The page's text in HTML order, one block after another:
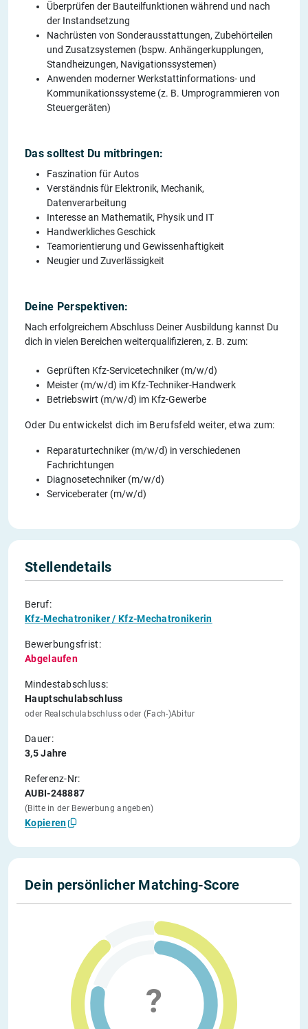
Überprüfen der Bauteilfunktionen während und nach
der Instandsetzung
Nachrüsten von Sonderausstattungen, Zubehörteilen
und Zusatzsystemen (bspw. Anhängerkupplungen,
Standheizungen, Navigationssystemen)
Anwenden moderner Werkstattinformations- und
Kommunikationssysteme (z. B. Umprogrammieren von
Steuergeräten)
Das solltest Du mitbringen:
Faszination für Autos
Verständnis für Elektronik, Mechanik,
Datenverarbeitung
Interesse an Mathematik, Physik und IT
Handwerkliches Geschick
Teamorientierung und Gewissenhaftigkeit
Neugier und Zuverlässigkeit
Deine Perspektiven:
Nach erfolgreichem Abschluss Deiner Ausbildung kannst Du
dich in vielen Bereichen weiterqualifizieren, z. B. zum:
Geprüften Kfz-Servicetechniker (m/w/d)
Meister (m/w/d) im Kfz-Techniker-Handwerk
Betriebswirt (m/w/d) im Kfz-Gewerbe
Oder Du entwickelst dich im Berufsfeld weiter, etwa zum:
Reparaturtechniker (m/w/d) in verschiedenen
Fachrichtungen
Diagnosetechniker (m/w/d)
Serviceberater (m/w/d)
Stellendetails
Beruf:
Kfz-Mechatroniker / Kfz-Mechatronikerin
Bewerbungsfrist:
Abgelaufen
Mindestabschluss:
Hauptschulabschluss
oder Realschulabschluss oder (Fach-)Abitur
Dauer:
3,5 Jahre
Referenz-Nr:
AUBI-248887
(Bitte in der Bewerbung angeben)
Kopieren
Dein persönlicher Matching-Score